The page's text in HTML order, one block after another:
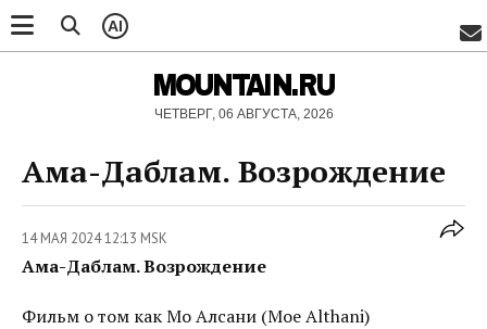
AI
MOUNTAIN.RU
ЧЕТВЕРГ, 06 АВГУСТА, 2026
Ама-Даблам. Возрождение
14 МАЯ 2024 12:13 MSK
Ама-Даблам. Возрождение
Фильм о том как Мо Алсани (Moe Althani)